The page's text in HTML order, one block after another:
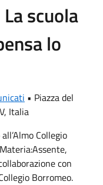
scuola
lo
• Piazza del
Italia
Collegio
con
Borromeo.